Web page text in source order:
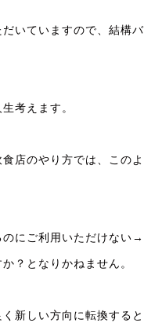
いていますので、結構
考えます。
店のやり方では、この
のにご利用いただけな
？となりかねません。
新しい方向に転換すると